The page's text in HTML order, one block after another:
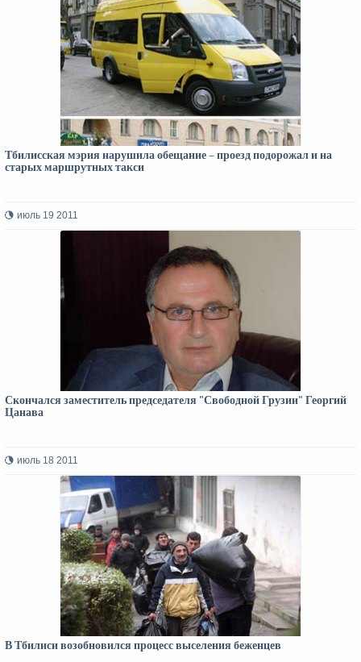
Тбилисская мэрия нарушила обещание – проезд подорожал и на
старых маршрутных такси
июль 19 2011
Скончался заместитель председателя "Свободной Грузии" Георгий
Цанава
июль 18 2011
В Тбилиси возобновился процесс выселения беженцев